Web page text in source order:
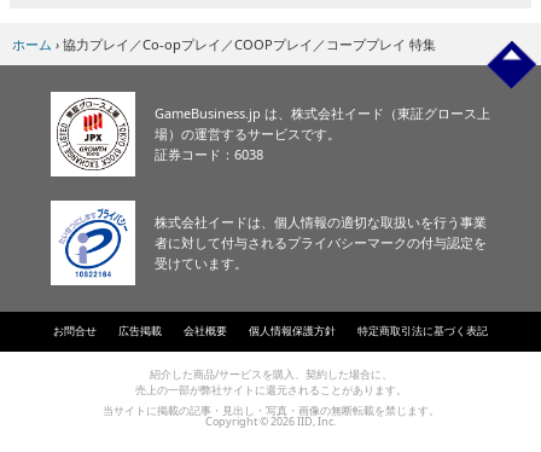
ホーム › 協力プレイ／Co-opプレイ／COOPプレイ／コーププレイ 特集
GameBusiness.jp は、株式会社イード（東証グロース上
場）の運営するサービスです。
証券コード：6038
株式会社イードは、個人情報の適切な取扱いを行う事業
者に対して付与されるプライバシーマークの付与認定を
受けています。
お問合せ 広告掲載 会社概要 個人情報保護方針 特定商取引法に基づく表記
紹介した商品/サービスを購入、契約した場合に、
売上の一部が弊社サイトに還元されることがあります。
当サイトに掲載の記事・見出し・写真・画像の無断転載を禁じます。
Copyright © 2026 IID, Inc.